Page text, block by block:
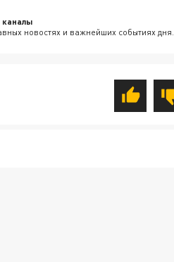
каналы
новостях и важнейших событиях дня.